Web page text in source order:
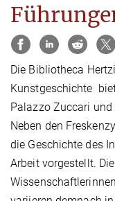
Die Bibliotheca
Kunstgeschichte
Palazzo Zuccari
Neben den
die Geschichte des
Arbeit vorgestellt.